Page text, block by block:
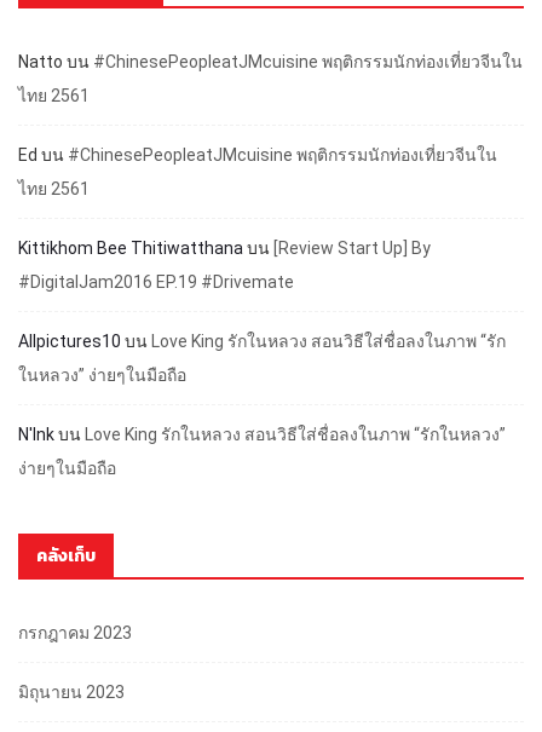
Natto บน #ChinesePeopleatJMcuisine พฤติกรรมนักท่องเที่ยวจีนใน
ไทย 2561
Ed บน #ChinesePeopleatJMcuisine พฤติกรรมนักท่องเที่ยวจีนใน
ไทย 2561
Kittikhom Bee Thitiwatthana บน [Review Start Up] By
#DigitalJam2016 EP.19 #Drivemate
Allpictures10 บน
Love King รักในหลวง สอนวิธีใส่ชื่อลงในภาพ “รัก
ในหลวง” ง่ายๆในมือถือ
N'Inkบน
Love King รักในหลวง สอนวิธีใส่ชื่อลงในภาพ “รักในหลวง”
ง่ายๆในมือถือ
คลังเก็บ
กรกฎาคม 2023
มิถุนายน 2023